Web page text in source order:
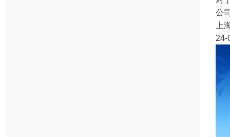
公
上
24-